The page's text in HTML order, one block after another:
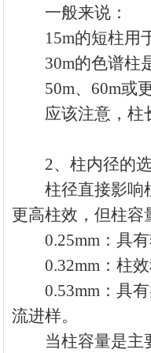
一般来说：
15m的短柱用于
30m的色谱柱是
50m、60m或更
应该注意，柱
2、柱内径的
柱径直接影响柱
更高柱效，但柱容
0.25mm：具有
0.32mm：柱效
0.53mm：具有
流进样。
当柱容量是主要